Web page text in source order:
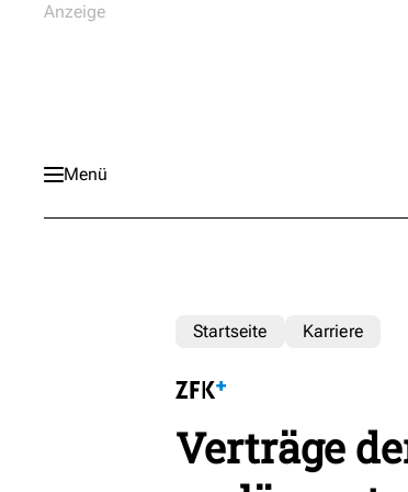
Menü
Startseite Karriere
Verträge